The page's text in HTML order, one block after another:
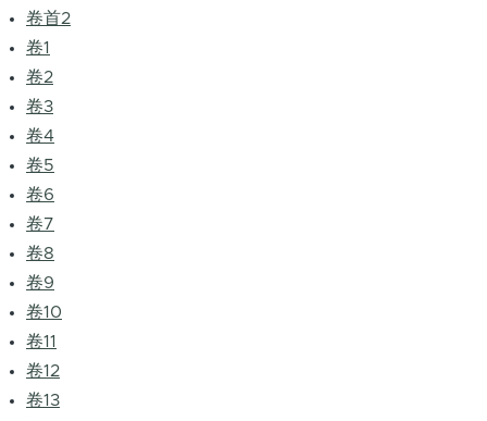
卷首2
卷1
卷2
卷3
卷4
卷5
卷6
卷7
卷8
卷9
卷10
卷11
卷12
卷13